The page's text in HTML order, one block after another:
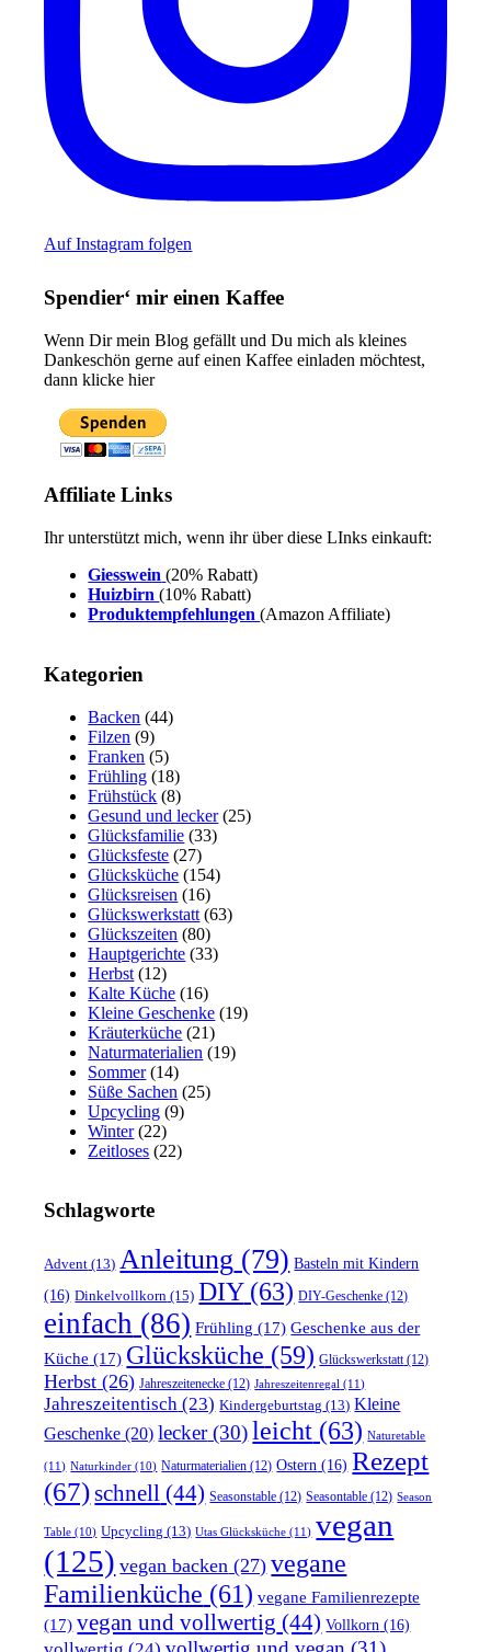
Auf Instagram folgen
Spendier‘ mir einen Kaffee
Wenn Dir mein Blog gefällt und Du mich als kleines
Dankeschön gerne auf einen Kaffee einladen möchtest,
dann klicke hier
Affiliate Links
Ihr unterstützt mich, wenn ihr über diese LInks einkauft:
Giesswein (20% Rabatt)
Huizbirn(10% Rabatt)
Produktempfehlungen(Amazon Affiliate)
Kategorien
Backen (44)
Filzen (9)
Franken (5)
Frühling (18)
Frühstück (8)
Gesund und lecker(25)
Glücksfamilie (33)
Glücksfeste (27)
Glücksküche (154)
Glücksreisen (16)
Glückswerkstatt (63)
Glückszeiten (80)
Hauptgerichte (33)
Herbst (12)
Kalte Küche (16)
Kleine Geschenke (19)
Kräuterküche (21)
Naturmaterialien (19)
Sommer(14)
Süße Sachen (25)
Upcycling (9)
Winter(22)
Zeitloses (22)
Schlagworte
Advent (13) Anleitung (79) Basteln mit Kindern
(16) Dinkelvollkorn (15) DIY(63) DIY-Geschenke (12)
einfach (86) Frühling (17) Geschenke aus der
Küche (17) Glücksküche (59) Glückswerkstatt(12)
Herbst (26) Jahreszeitenecke (12) Jahreszeitenregal (11)
Jahreszeitentisch (23) Kindergeburtstag (13) Kleine
Geschenke (20) lecker(30) leicht (63) Naturetable
(11) Naturkinder (10) Naturmaterialien (12) Ostern (16) Rezept
(67)schnell (44) Seasonstable (12) Seasontable (12) Season
Table (10) Upcycling (13) Utas Glücksküche (11) vegan
(125) vegan backen (27) vegane
Familienküche (61) vegane Familienrezepte
(17) vegan und vollwertig (44) Vollkorn (16)